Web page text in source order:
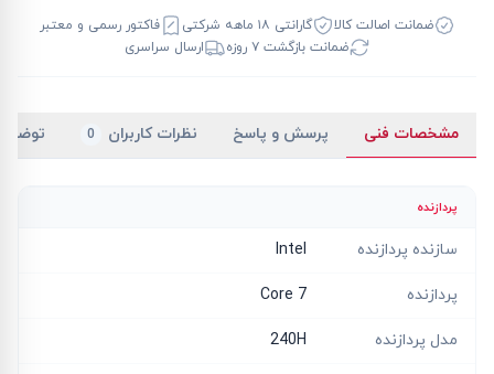
ضمانت اصالت کالا گارانتی ۱۸ ماهه شرکتی
فاکتور رسمی و معتبر
ضمانت بازگشت ۷ روزه
ارسال سراسری
مشخصات فنی پرسش و پاسخ نظرات کاربران 0
پردازنده
سازنده پردازنده Intel
پردازنده Core 7
مدل پردازنده 240H